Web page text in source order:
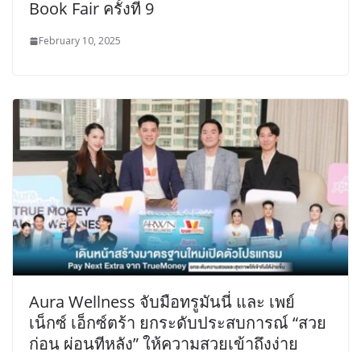
Book Fair ครั้งที่ 9
February 10, 2025
Aura Wellness จับมือทรูมันนี่ และ เพย์
เน็กซ์ เอ็กซ์ตร้า ยกระดับประสบการณ์ “สวย
ก่อน ผ่อนทีหลัง” ให้ความสวยเข้าถึงง่าย